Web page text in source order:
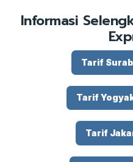
Informasi
Tarif
Tarif
Tarif